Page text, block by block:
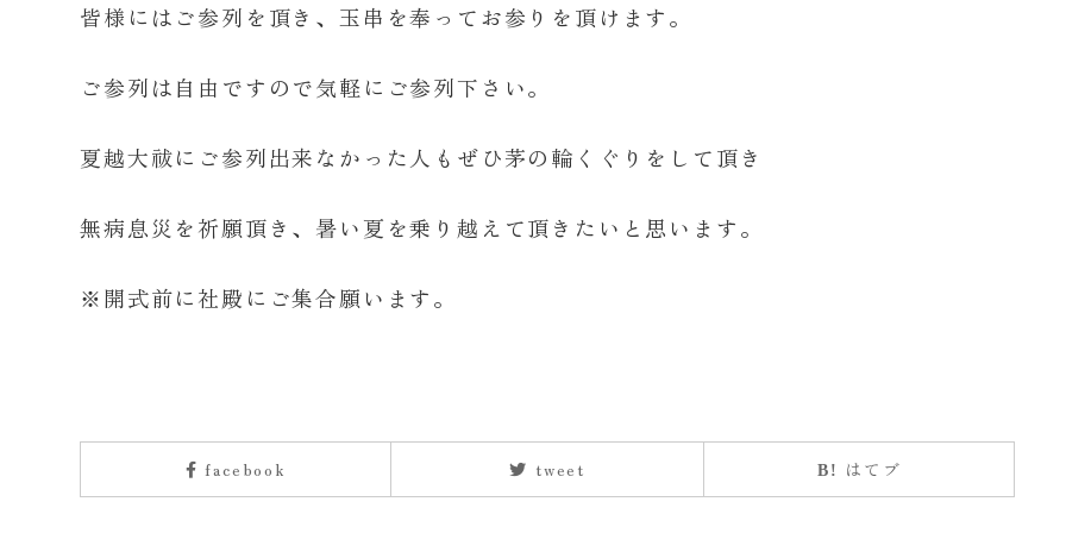
皆様にはご参列を頂き、玉串を奉ってお参りを頂けます。
ご参列は自由ですので気軽にご参列下さい。
夏越大祓にご参列出来なかった人もぜひ茅の輪くぐりをして頂き
無病息災を祈願頂き、暑い夏を乗り越えて頂きたいと思います。
※開式前に社殿にご集合願います。
facebook tweet はてブ